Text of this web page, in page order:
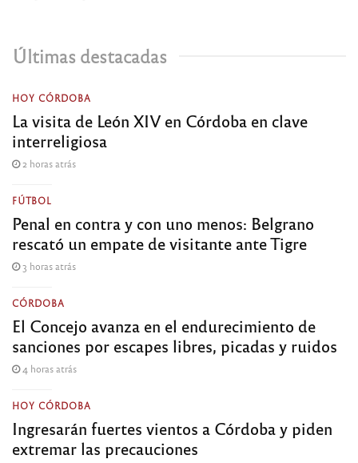
Últimas destacadas
HOY CÓRDOBA
La visita de León XIV en Córdoba en clave
interreligiosa
2 horas atrás
FÚTBOL
Penal en contra y con uno menos: Belgrano
rescató un empate de visitante ante Tigre
3 horas atrás
CÓRDOBA
El Concejo avanza en el endurecimiento de
sanciones por escapes libres, picadas y ruidos
4 horas atrás
HOY CÓRDOBA
Ingresarán fuertes vientos a Córdoba y piden
extremar las precauciones